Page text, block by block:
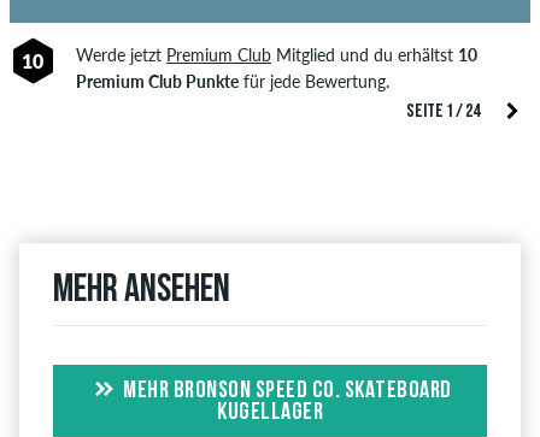
SEITE 1 / 24
10 Werde jetzt Premium ClubMitglied und du erhältst 10
Premium Club Punktefür jede Bewertung.
Mehr ansehen
MEHR BRONSON SPEED CO. SKATEBOARD
KUGELLAGER